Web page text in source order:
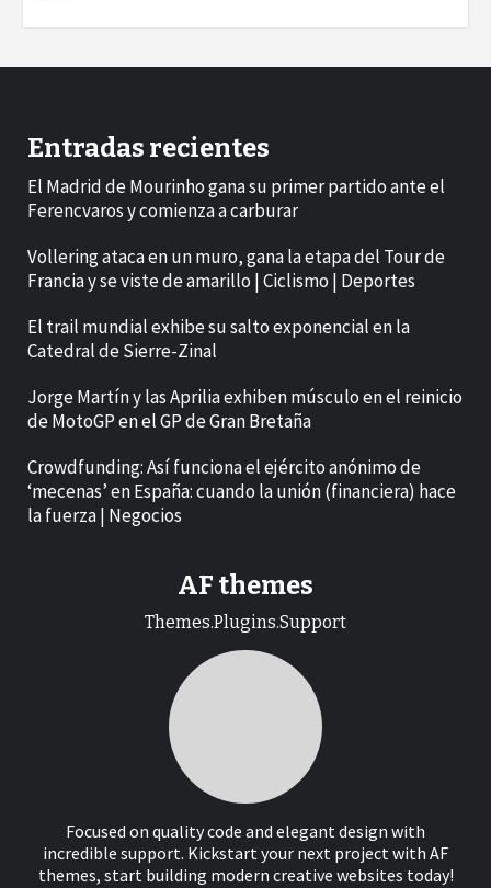
Entradas recientes
El Madrid de Mourinho gana su primer partido ante el
Ferencvaros y comienza a carburar
Vollering ataca en un muro, gana la etapa del Tour de
Francia y se viste de amarillo | Ciclismo | Deportes
El trail mundial exhibe su salto exponencial en la
Catedral de Sierre-Zinal
Jorge Martín y las Aprilia exhiben músculo en el reinicio
de MotoGP en el GP de Gran Bretaña
Crowdfunding: Así funciona el ejército anónimo de
‘mecenas’ en España: cuando la unión (financiera) hace
la fuerza | Negocios
AF themes
Themes.Plugins.Support
Focused on quality code and elegant design with
incredible support. Kickstart your next project with AF
themes, start building modern creative websites today!